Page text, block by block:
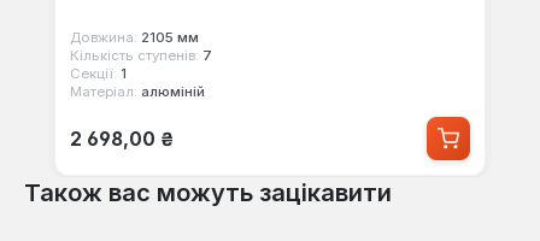
Довжина: 2105 мм
Кількість ступенів: 7
Секції: 1
Матеріал: алюміній
Звичайна ціна:
2 698,00 ₴
Також вас можуть зацікавити